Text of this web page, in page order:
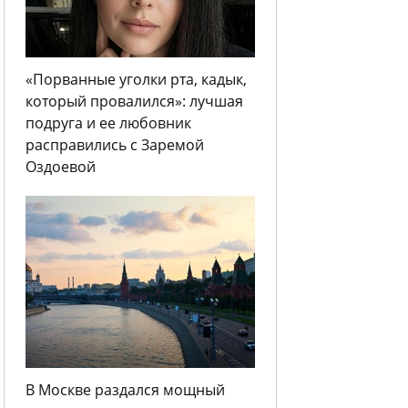
«Порванные уголки рта, кадык,
который провалился»: лучшая
подруга и ее любовник
расправились с Заремой
Оздоевой
В Москве раздался мощный